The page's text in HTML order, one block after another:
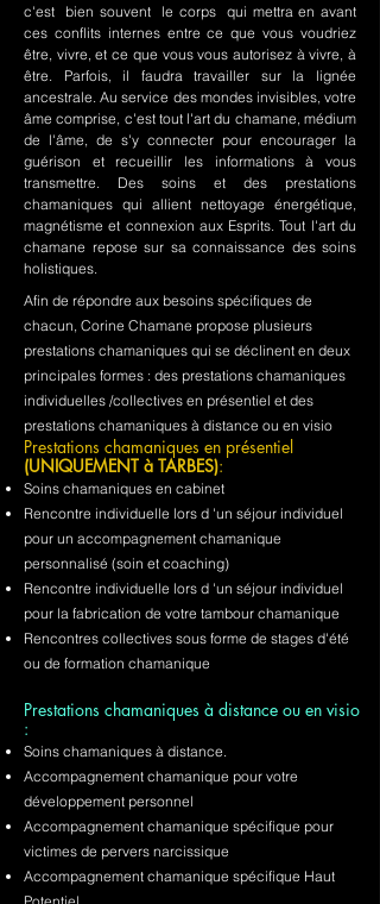
c'est bien souvent le corps qui mettra en avant
ces conflits internes entre ce que vous voudriez
être, vivre, et ce que vous vous autorisez à vivre, à
être. Parfois, il faudra travailler sur la lignée
ancestrale. Au service des mondes invisibles, votre
âme comprise, c'est tout l'art du chamane, médium
de l'âme, de s'y connecter pour encourager la
guérison et recueillir les informations à vous
transmettre. Des soins et des prestations
chamaniques qui allient nettoyage énergétique,
magnétisme et connexion aux Esprits. Tout l'art du
chamane repose sur sa connaissance des soins
holistiques.
Afin de répondre aux besoins spécifiques de
chacun, Corine Chamane propose plusieurs
prestations chamaniques qui se déclinent en deux
principales formes : des prestations chamaniques
individuelles /collectives en présentiel et des
prestations chamaniques à distance ou en visio
Prestations chamaniques en présentiel
(UNIQUEMENT à TARBES):
Soins chamaniques en cabinet
Rencontre individuelle lors d 'un séjour individuel
pour un accompagnement chamanique
personnalisé (soin et coaching)
Rencontre individuelle lors d 'un séjour individuel
pour la fabrication de votre tambour chamanique
Rencontres collectives sous forme de stages d'été
ou de formation chamanique
Prestations chamaniques à distance ou en visio
:
Soins chamaniques à distance.
Accompagnement chamanique pour votre
développement personnel
Accompagnement chamanique spécifique pour
victimes de pervers narcissique
Accompagnement chamanique spécifique Haut